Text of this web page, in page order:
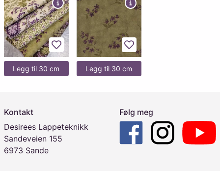
Legg til favoritter
Legg til 30 cm
Legg til favoritter
Legg til 30 cm
Kontakt
Desirees Lappeteknikk
Sandeveien 155
6973 Sande
Følg meg